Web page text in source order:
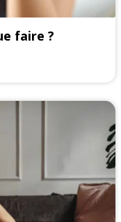
faire ?